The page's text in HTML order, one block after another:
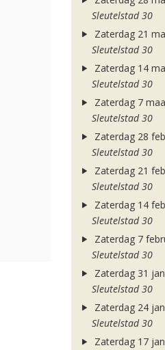
Sleutelstad 30
Zaterdag 21
Sleutelstad 30
Zaterdag 14
Sleutelstad 30
Zaterdag 7
Sleutelstad 30
Zaterdag 28
Sleutelstad 30
Zaterdag 21
Sleutelstad 30
Zaterdag 14
Sleutelstad 30
Zaterdag 7
Sleutelstad 30
Zaterdag 31
Sleutelstad 30
Zaterdag 24
Sleutelstad 30
Zaterdag 17